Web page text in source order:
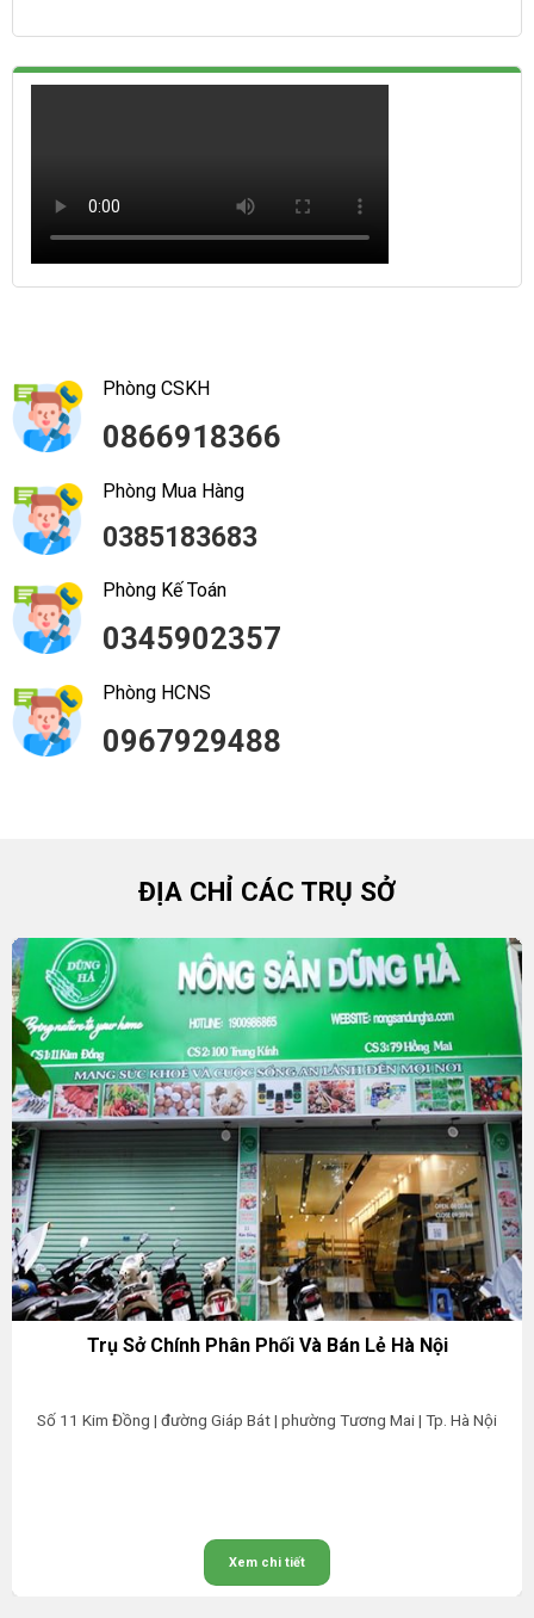
Phòng CSKH
0866918366
Phòng Mua Hàng
0385183683
Phòng Kế Toán
0345902357
Phòng HCNS
0967929488
ĐỊA CHỈ CÁC TRỤ SỞ
Trụ Sở Chính Phân Phối Và Bán Lẻ Hà Nội
Số 11 Kim Đồng | đường Giáp Bát | phường Tương Mai | Tp. Hà Nội
Xem chi tiết